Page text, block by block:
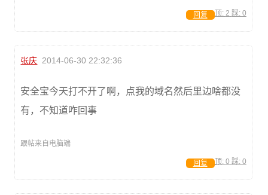
顶: 2 踩: 0
回复
张庆 2014-06-30 22:32:36
安全宝今天打不开了啊，点我的域名然后里边啥都没
有，不知道咋回事
跟帖来自电脑端
顶: 0 踩: 0
回复